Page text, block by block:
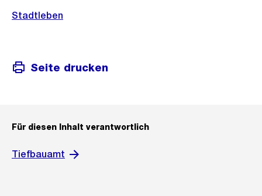
Stadtleben
Seite drucken
Für diesen Inhalt verantwortlich
Tiefbauamt